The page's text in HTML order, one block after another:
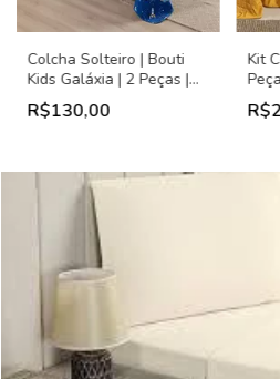
Colcha Solteiro | Bouti
Kids Galáxia | 2 Peças |
Dupla Face | Bia Enxovais
R$130,00
Kit